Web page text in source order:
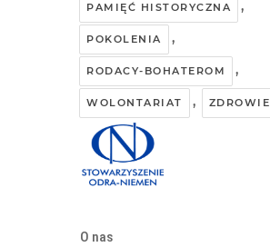
PAMIĘĆ HISTORYCZNA ,
POKOLENIA ,
RODACY-BOHATEROM ,
WOLONTARIAT , ZDROWIE
O nas